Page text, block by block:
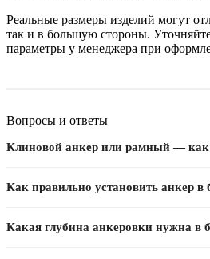
Реальные размеры изделий могут
так и в большую стороны.
параметры у менеджера при
Вопросы и ответы
Клиновой анкер или рамный — как
полнотелом бетоне и кирпиче (станки,
головка и большая длина под толщину
Как правильно установить анкер в
анкер и забейте до упора фланца.
Какая глубина анкеровки нужна в